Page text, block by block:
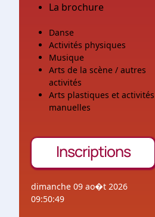
La brochure
Danse
Activités physiques
Musique
Arts de la scène / autres
activités
Arts plastiques et activités
manuelles
Inscriptions
dimanche 09 ao�t 2026
09:50:49